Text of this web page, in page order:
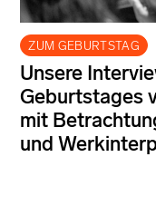
ZUM GEBURTSTAG
Unsere
Geburtstages
mit
und